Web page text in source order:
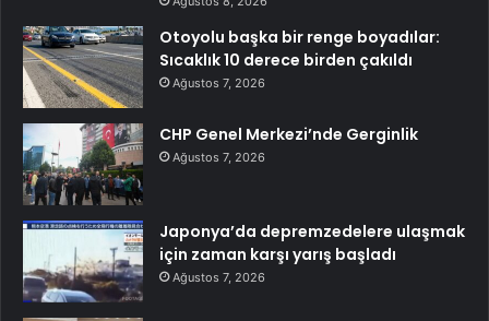
Otoyolu başka bir renge boyadılar:
Sıcaklık 10 derece birden çakıldı
Ağustos 7, 2026
CHP Genel Merkezi’nde Gerginlik
Ağustos 7, 2026
Japonya’da depremzedelere ulaşmak
için zaman karşı yarış başladı
Ağustos 7, 2026